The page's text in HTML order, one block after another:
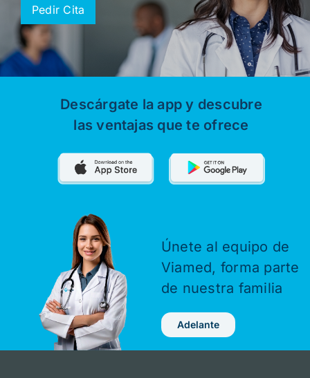
Pedir Cita
Descárgate la app y descubre
las ventajas que te ofrece
Únete al equipo de
Viamed, forma parte
de nuestra familia
Adelante